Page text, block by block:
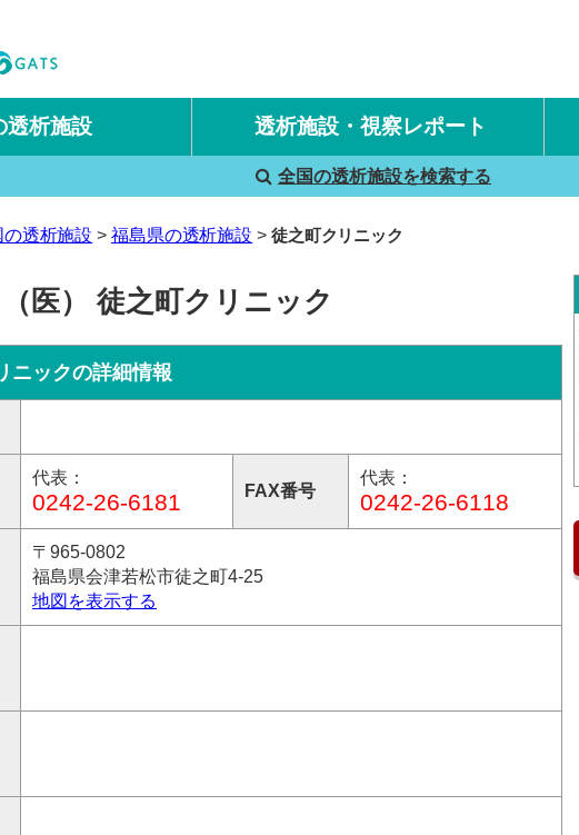
透析施設 透析施設・視察レポート
国内旅行透析レポート
海外旅行透析レポート
全国の透析施設を検索する
の透析施設 福島県の透析施設 徒之町クリニック
（医） 徒之町クリニック
ニックの詳細情報
代表：
0242-26-6181 FAX番号
代表：
0242-26-6118
〒965-0802
福島県会津若松市徒之町4-25
地図を表示する